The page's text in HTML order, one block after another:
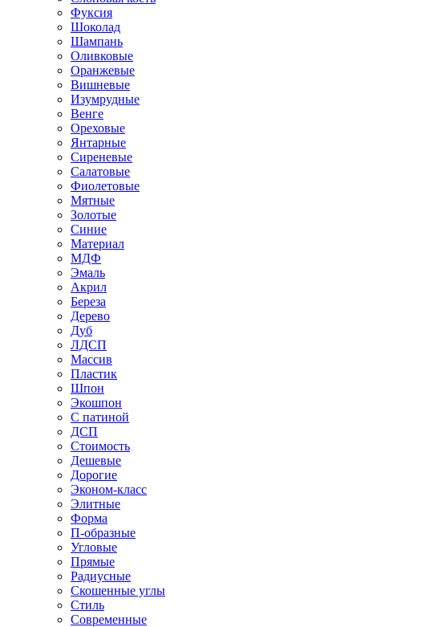
Фуксия
Шоколад
Шампань
Оливковые
Оранжевые
Вишневые
Изумрудные
Венге
Ореховые
Янтарные
Сиреневые
Салатовые
Фиолетовые
Мятные
Золотые
Синие
Материал
МДФ
Эмаль
Акрил
Береза
Дерево
Дуб
ЛДСП
Массив
Пластик
Шпон
Экошпон
С патиной
ДСП
Стоимость
Дешевые
Дорогие
Эконом-класс
Элитные
Форма
П-образные
Угловые
Прямые
Радиусные
Скошенные углы
Стиль
Современные